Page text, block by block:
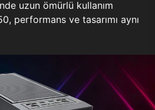
uzun ömürlü kullanım
performans ve tasarımı aynı